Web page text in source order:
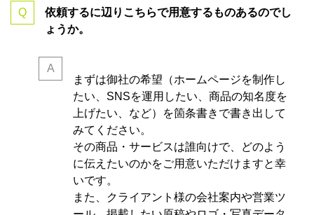
依頼するに辺りこちらで用意するものあるのでし
ょうか。
まずは御社の希望（ホームページを制作し
たい、SNSを運用したい、商品の知名度を
上げたい、など）を箇条書きで書き出して
みてください。
その商品・サービスは誰向けで、どのよう
に伝えたいのかをご用意いただけますと幸
いです。
また、クライアント様の会社案内や営業ツ